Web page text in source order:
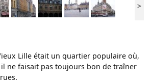
>
Lille était un quartier populaire où,
ne faisait pas toujours bon de traîner